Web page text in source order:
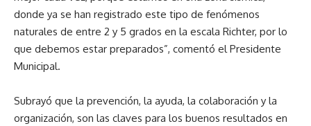
donde ya se han registrado este tipo de fenómenos
naturales de entre 2 y 5 grados en la escala Richter, por lo
que debemos estar preparados”, comentó el Presidente
Municipal.
Subrayó que la prevención, la ayuda, la colaboración y la
organización, son las claves para los buenos resultados en